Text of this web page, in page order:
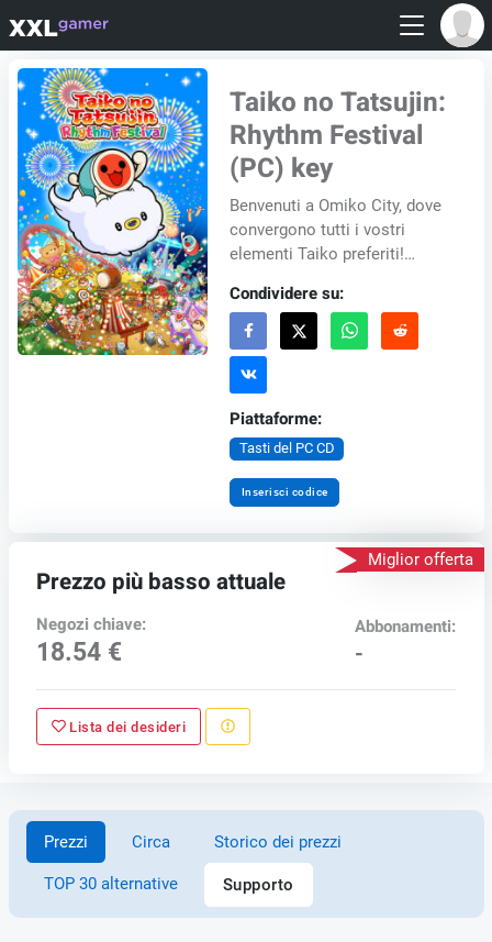
Taiko no Tatsujin:
Rhythm Festival
(PC) key
Benvenuti a Omiko City, dove
convergono tutti i vostri
elementi Taiko preferiti!
nuovo amico, Kumo-kyun,
mentre vi impe...
Condividere su:
Piattaforme:
Tasti del PC CD
Inserisci codice
Miglior offerta
Prezzo più basso attuale
Negozi chiave:
18.54 €
Abbonamenti:
-
Lista dei desideri
Prezzi Circa Storico dei prezzi
TOP 30 alternative Supporto